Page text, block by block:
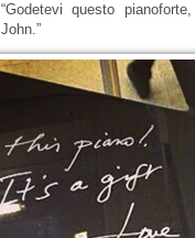
“Godetevi questo
John.”